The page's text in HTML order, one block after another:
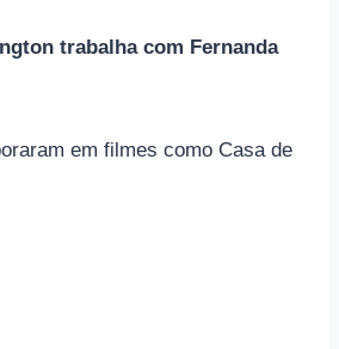
trabalha com Fernanda
em filmes como Casa de